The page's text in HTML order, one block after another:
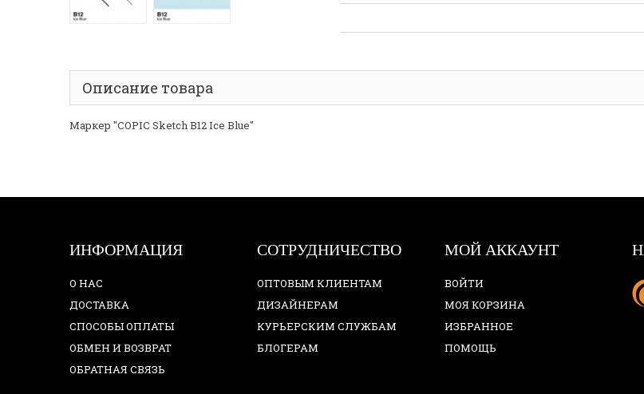
Описание товара
Маркер "COPIC Sketch B12 Ice Blue"
ИНФОРМАЦИЯ
О НАС
ДОСТАВКА
СПОСОБЫ ОПЛАТЫ
ОБМЕН И ВОЗВРАТ
ОБРАТНАЯ СВЯЗЬ
СОТРУДНИЧЕСТВО
ОПТОВЫМ КЛИЕНТАМ
ДИЗАЙНЕРАМ
КУРЬЕРСКИМ СЛУЖБАМ
БЛОГЕРАМ
МОЙ АККАУНТ
ВОЙТИ
МОЯ КОРЗИНА
ИЗБРАННОЕ
ПОМОЩЬ